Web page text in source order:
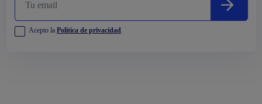
Acepto la Política de privacidad.